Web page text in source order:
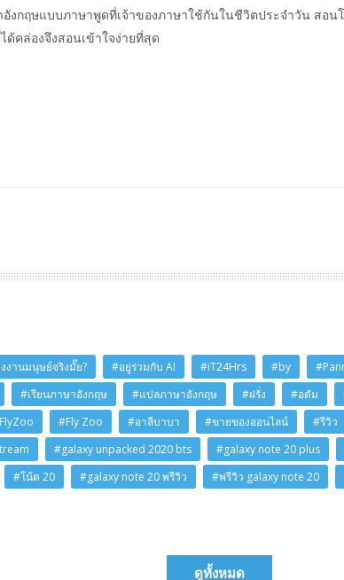
งกฤษแบบภาษาพูดที่เจ้าของภาษาใช้กันในชีวิตประจำวัน สอน
ด้คล่องจึงสอนเข้าใจง่ายที่สุด
งานมนุษย์จริงมั๊ย? #อยู่ร่วมกับ AI #iT24Hrs #by
#เรียนภาษาอังกฤษ #แปลภาษาอังกฤษ #ฝรั่ง #อดัม
#Fly Zoo #อาลีบาบา #ขายของออนไลน์ #รีวิว
#galaxy unpacked 2020 bts #galaxy note 20 plus
#โน้ต 20 #galaxy note 20 พรีวิว #พรีวิว galaxy note 20
ดูทั้งหมด